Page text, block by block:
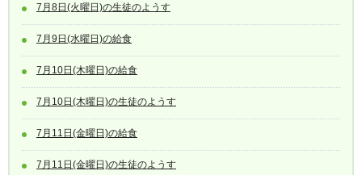
7月8日(火曜日)の生徒のようす
7月9日(水曜日)の給食
7月10日(木曜日)の給食
7月10日(木曜日)の生徒のようす
7月11日(金曜日)の給食
7月11日(金曜日)の生徒のようす